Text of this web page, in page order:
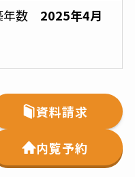
年数 2025年4月
資料請求
内覧予約